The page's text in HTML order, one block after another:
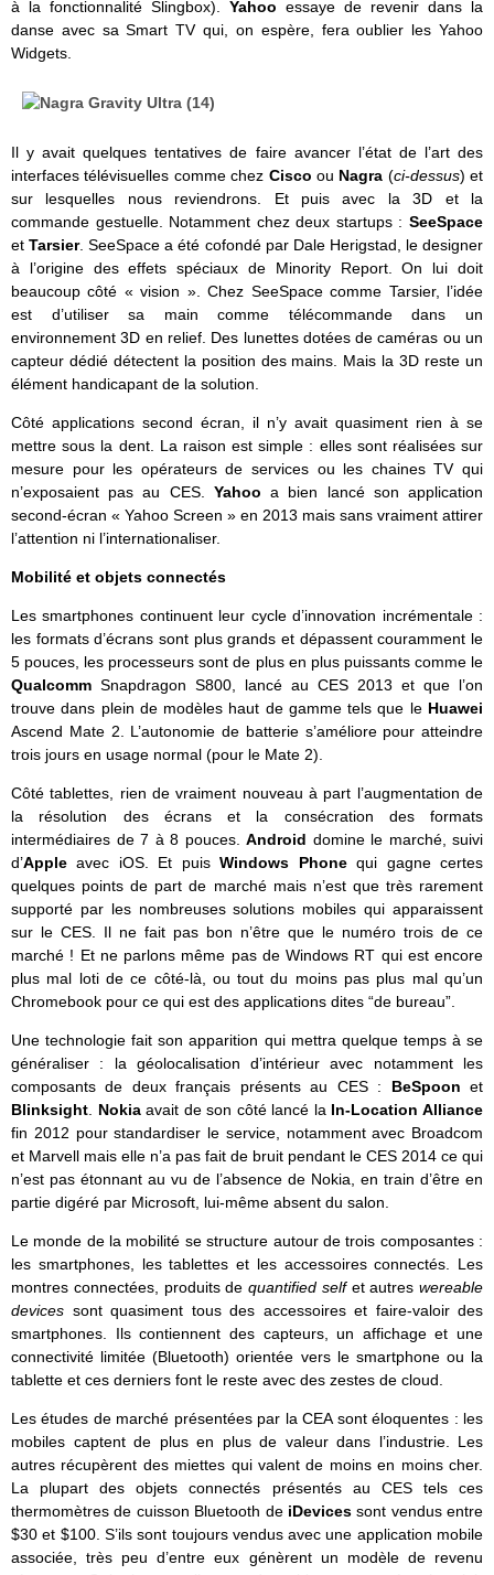
à la fonctionnalité Slingbox). Yahoo essaye de revenir dans la
danse avec sa Smart TV qui, on espère, fera oublier les Yahoo
Widgets.
Il y avait quelques tentatives de faire avancer l’état de l’art des
interfaces télévisuelles comme chez Cisco ou Nagra (ci-dessus) et
sur lesquelles nous reviendrons. Et puis avec la 3D et la
commande gestuelle. Notamment chez deux startups : SeeSpace
et Tarsier. SeeSpace a été cofondé par Dale Herigstad, le designer
à l’origine des effets spéciaux de Minority Report. On lui doit
beaucoup côté « vision ». Chez SeeSpace comme Tarsier, l’idée
est d’utiliser sa main comme télécommande dans un
environnement 3D en relief. Des lunettes dotées de caméras ou un
capteur dédié détectent la position des mains. Mais la 3D reste un
élément handicapant de la solution.
Côté applications second écran, il n’y avait quasiment rien à se
mettre sous la dent. La raison est simple : elles sont réalisées sur
mesure pour les opérateurs de services ou les chaines TV qui
n’exposaient pas au CES. Yahoo a bien lancé son application
second-écran « Yahoo Screen » en 2013 mais sans vraiment attirer
l’attention ni l’internationaliser.
Mobilité et objets connectés
Les smartphones continuent leur cycle d’innovation incrémentale :
les formats d’écrans sont plus grands et dépassent couramment le
5 pouces, les processeurs sont de plus en plus puissants comme le
Qualcomm Snapdragon S800, lancé au CES 2013 et que l’on
trouve dans plein de modèles haut de gamme tels que le Huawei
Ascend Mate 2. L’autonomie de batterie s’améliore pour atteindre
trois jours en usage normal (pour le Mate 2).
Côté tablettes, rien de vraiment nouveau à part l’augmentation de
la résolution des écrans et la consécration des formats
intermédiaires de 7 à 8 pouces. Android domine le marché, suivi
d’Apple avec iOS. Et puisWindows Phonequi gagne certes
quelques points de part de marché mais n’est que très rarement
supporté par les nombreuses solutions mobiles qui apparaissent
sur le CES. Il ne fait pas bon n’être que le numéro trois de ce
marché ! Et ne parlons même pas de Windows RT qui est encore
plus mal loti de ce côté-là, ou tout du moins pas plus mal qu’un
Chromebook pour ce qui est des applications dites “de bureau”.
Une technologie fait son apparition qui mettra quelque temps à se
généraliser : la géolocalisation d’intérieur avec notamment les
composants de deux français présents au CES : BeSpoon et
Blinksight. Nokiaavait de son côté lancé la In-Location Alliance
fin 2012 pour standardiser le service, notamment avec Broadcom
et Marvell mais elle n’a pas fait de bruit pendant le CES 2014 ce qui
n’est pas étonnant au vu de l’absence de Nokia, en train d’être en
partie digéré par Microsoft, lui-même absent du salon.
Le monde de la mobilité se structure autour de trois composantes :
les smartphones, les tablettes et les accessoires connectés. Les
montres connectées, produits de quantified selfet autres wereable
devices sont quasiment tous des accessoires et faire-valoir des
smartphones. Ils contiennent des capteurs, un affichage et une
connectivité limitée (Bluetooth) orientée vers le smartphone ou la
tablette et ces derniers font le reste avec des zestes de cloud.
Les études de marché présentées par la CEA sont éloquentes : les
mobiles captent de plus en plus de valeur dans l’industrie. Les
autres récupèrent des miettes qui valent de moins en moins cher.
La plupart des objets connectés présentés au CES tels ces
thermomètres de cuisson Bluetooth de iDevicessont vendus entre
$30 et $100. S’ils sont toujours vendus avec une application mobile
associée, très peu d’entre eux génèrent un modèle de revenu